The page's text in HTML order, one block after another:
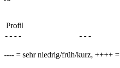
Profil
- - - -
- - -
---- = sehr niedrig/früh/kurz, ++++ =